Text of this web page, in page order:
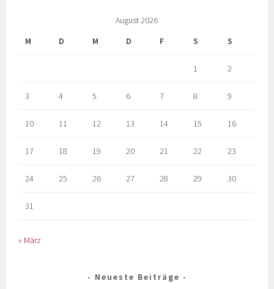
August 2026
M
D M D F S S
1 2
3 4 5 6 7 8 9
10 11 12 13 14 15 16
17 18 19 20 21 22 23
24 25 26 27 28 29 30
31
« März
Neueste Beiträge